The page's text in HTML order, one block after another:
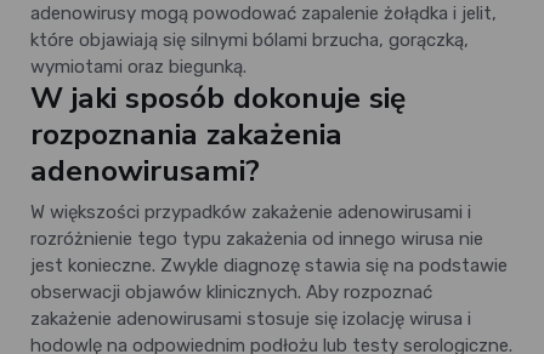
adenowirusy mogą powodować zapalenie żołądka i jelit,
które objawiają się silnymi bólami brzucha, gorączką,
wymiotami oraz biegunką.
W jaki sposób dokonuje się
rozpoznania zakażenia
adenowirusami?
W większości przypadków zakażenie adenowirusami i
rozróżnienie tego typu zakażenia od innego wirusa nie
jest konieczne. Zwykle diagnozę stawia się na podstawie
obserwacji objawów klinicznych. Aby rozpoznać
zakażenie adenowirusami stosuje się izolację wirusa i
hodowlę na odpowiednim podłożu lub testy serologiczne.